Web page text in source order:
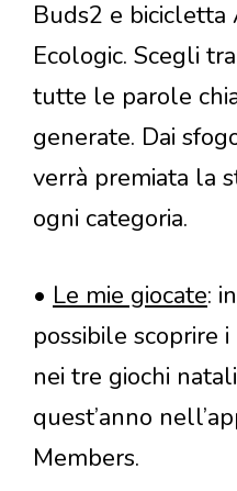
Buds2 e bicicletta
Ecologic. Scegli
tutte le parole
generate. Dai
verrà premiata la
ogni categoria.
• Le mie giocate:
possibile scoprire
nei tre giochi
quest’anno
Members.